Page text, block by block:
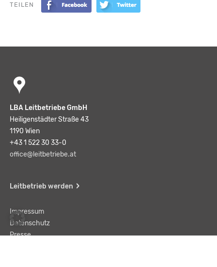
TEILEN
LBA Leitbetriebe GmbH
Heiligenstädter Straße 43
1190 Wien
+43 1 522 30 33-0
office@leitbetriebe.at
Leitbetrieb werden
Impressum
Datenschutz
Presse